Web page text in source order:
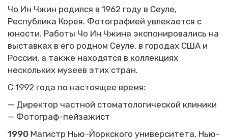
Чо Ин Чжин родился в 1962 году в Сеуле,
Республика Корея. Фотографией увлекается с
юности. Работы Чо Ин Чжина экспонировались на
выставках в его родном Сеуле, в городах США и
России, а также находятся в коллекциях
нескольких музеев этих стран.
С 1992 года по настоящее время:
— Директор частной стоматологической клиники
— Фотограф-пейзажист
1990 Магистр Нью-Йоркского университета, Нью-